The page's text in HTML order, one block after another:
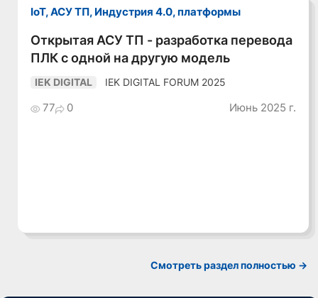
IoT, АСУ ТП, Индустрия 4.0, платформы
IEK DIGITAL IEK DIGITAL FORUM 2025